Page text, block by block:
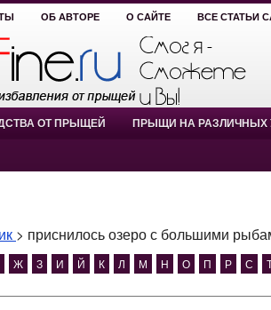
ОБ АВТОРЕ О САЙТЕ ВСЕ СТАТЬИ
ОТ ПРЫЩЕЙ ПРЫЩИ НА РАЗЛИЧНЫХ
> приснилось озеро с большими
Ж З И Й К Л М Н О П Р С